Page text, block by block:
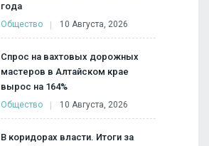
года
Общество 10 Августа, 2026
Спрос на вахтовых дорожных
мастеров в Алтайском крае
вырос на 164%
Общество 10 Августа, 2026
В коридорах власти. Итоги за